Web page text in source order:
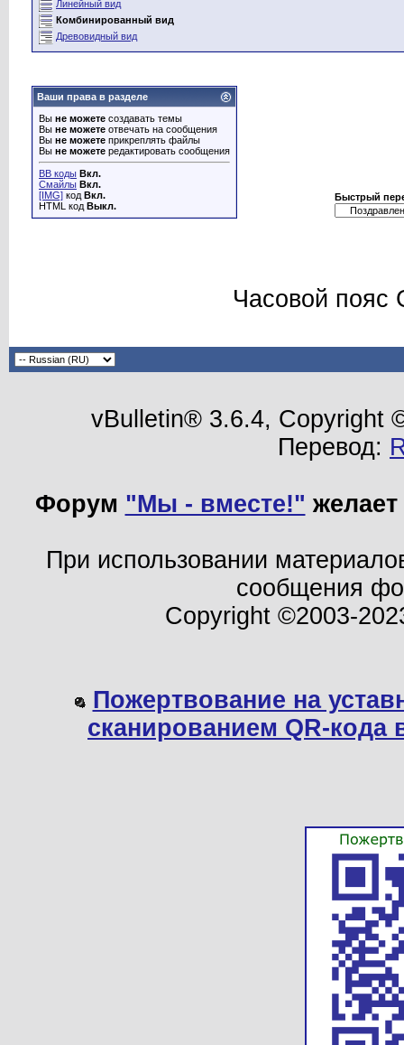
Линейный вид
Комбинированный вид
Древовидный вид
Ваши права в разделе
Вы не можете создавать темы
Вы не можете отвечать на сообщения
Вы не можете прикреплять файлы
Вы не можете редактировать сообщения
BB коды Вкл.
Смайлы Вкл.
[IMG] код Вкл.
HTML код Выкл.
Быстрый
Часовой пояс
vBulletin® 3.6.4, Copyright
Перевод:
Форум "Мы - вместе!"
При использовании
сообщения
Copyright ©2003-
Пожертвование на
сканированием QR-